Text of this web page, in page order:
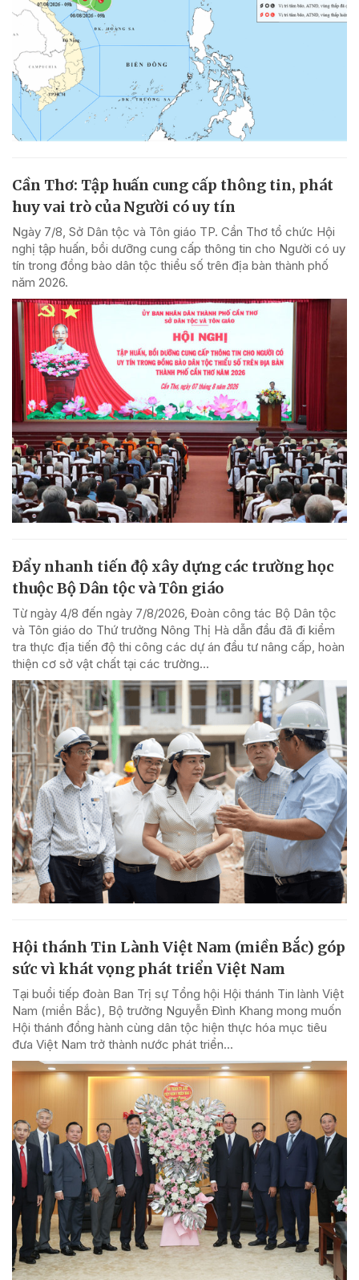
Cần Thơ: Tập huấn cung cấp thông tin, phát
huy vai trò của Người có uy tín
Ngày 7/8, Sở Dân tộc và Tôn giáo TP. Cần Thơ tổ chức Hội
nghị tập huấn, bồi dưỡng cung cấp thông tin cho Người có uy
tín trong đồng bào dân tộc thiểu số trên địa bàn thành phố
năm 2026.
Đẩy nhanh tiến độ xây dựng các trường học
thuộc Bộ Dân tộc và Tôn giáo
Từ ngày 4/8 đến ngày 7/8/2026, Đoàn công tác Bộ Dân tộc
và Tôn giáo do Thứ trưởng Nông Thị Hà dẫn đầu đã đi kiểm
tra thực địa tiến độ thi công các dự án đầu tư nâng cấp, hoàn
thiện cơ sở vật chất tại các trường...
Hội thánh Tin Lành Việt Nam (miền Bắc) góp
sức vì khát vọng phát triển Việt Nam
Tại buổi tiếp đoàn Ban Trị sự Tổng hội Hội thánh Tin lành Việt
Nam (miền Bắc), Bộ trưởng Nguyễn Đình Khang mong muốn
Hội thánh đồng hành cùng dân tộc hiện thực hóa mục tiêu
đưa Việt Nam trở thành nước phát triển...